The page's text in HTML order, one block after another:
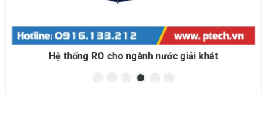
Hệ thống RO cho đóng bình đóng chai